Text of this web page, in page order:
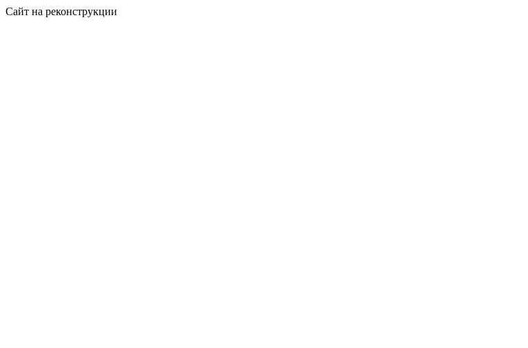
Сайт на реконструкции